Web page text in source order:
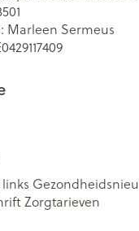
Marleen Sermeus
Zorgtarieven